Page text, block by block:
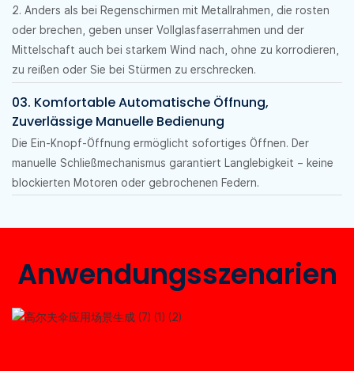
2. Anders als bei Regenschirmen mit Metallrahmen, die rosten
oder brechen, geben unser Vollglasfaserrahmen und der
Mittelschaft auch bei starkem Wind nach, ohne zu korrodieren,
zu reißen oder Sie bei Stürmen zu erschrecken.
03. Komfortable Automatische Öffnung,
Zuverlässige Manuelle Bedienung
Die Ein-Knopf-Öffnung ermöglicht sofortiges Öffnen. Der
manuelle Schließmechanismus garantiert Langlebigkeit – keine
blockierten Motoren oder gebrochenen Federn.
Anwendungsszenarien